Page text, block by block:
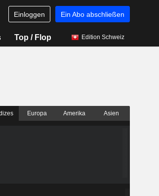
Einloggen Ein Abo abschließen
Top / Flop Edition Schweiz
Europa Amerika Asien